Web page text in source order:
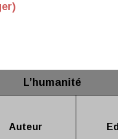
L’humanité
Auteur